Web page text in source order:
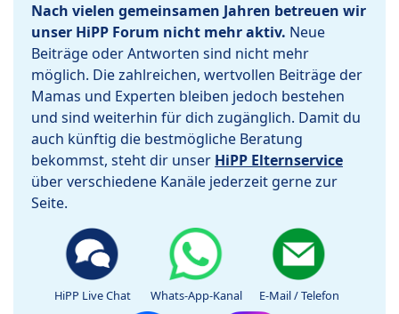
Nach vielen gemeinsamen Jahren betreuen wir
unser HiPP Forum nicht mehr aktiv. Neue
Beiträge oder Antworten sind nicht mehr
möglich. Die zahlreichen, wertvollen Beiträge der
Mamas und Experten bleiben jedoch bestehen
und sind weiterhin für dich zugänglich. Damit du
auch künftig die bestmögliche Beratung
bekommst, steht dir unser HiPP Elternservice
über verschiedene Kanäle jederzeit gerne zur
Seite.
HiPP Live Chat Whats-App-Kanal E-Mail / Telefon